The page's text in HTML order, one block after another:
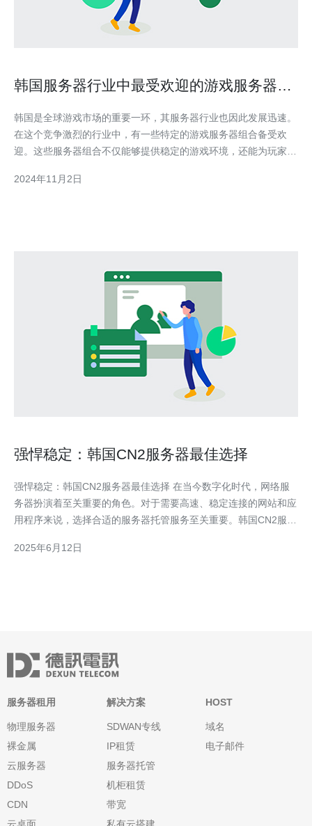
韩国服务器行业中最受欢迎的游戏服务器组
韩国是全球游戏市场的重要一环，其服务器行业也因此发展迅速。
在这个竞争激烈的行业中，有一些特定的游戏服务器组合备受欢
迎。这些服务器组合不仅能够提供稳定的游戏环境，还能为玩家们
性能服务器是非常受欢迎的选择。这些服务器能够处理大量的游戏
2024年11月2日
强悍稳定：韩国CN2服务器最佳选择
强悍稳定：韩国CN2服务器最佳选择 在当今数字化时代，网络服
务器扮演着至关重要的角色。对于需要高速、稳定连接的网站和应
用程序来说，选择合适的服务器托管服务至关重要。韩国CN2服务
的首选。本文将探讨韩国CN2服务器的优势，帮助您了解为何它是
2025年6月12日
服务器租用
物理服务器
裸金属
云服务器
DDoS
CDN
解决方案
SDWAN专线
IP租赁
服务器托管
机柜租赁
带宽
HOST
域名
电子邮件